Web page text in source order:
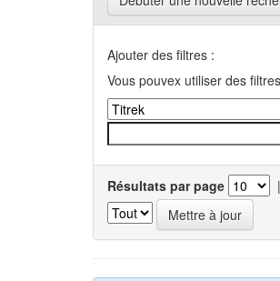
Ajouter des filtres :
Vous pouvex utiliser des
Résultats par page |